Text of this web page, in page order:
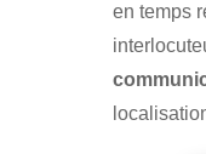
en temps